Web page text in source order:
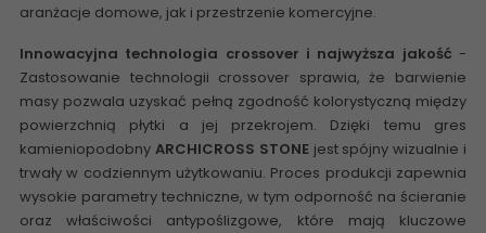
aranżacje domowe, jak i przestrzenie komercyjne.
Innowacyjna technologia crossover i najwyższa jakość -
Zastosowanie technologii crossover sprawia, że barwienie
masy pozwala uzyskać pełną zgodność kolorystyczną między
powierzchnią płytki a jej przekrojem. Dzięki temu gres
kamieniopodobny ARCHICROSS STONE jest spójny wizualnie i
trwały w codziennym użytkowaniu. Proces produkcji zapewnia
wysokie parametry techniczne, w tym odporność na ścieranie
oraz właściwości antypoślizgowe, które mają kluczowe